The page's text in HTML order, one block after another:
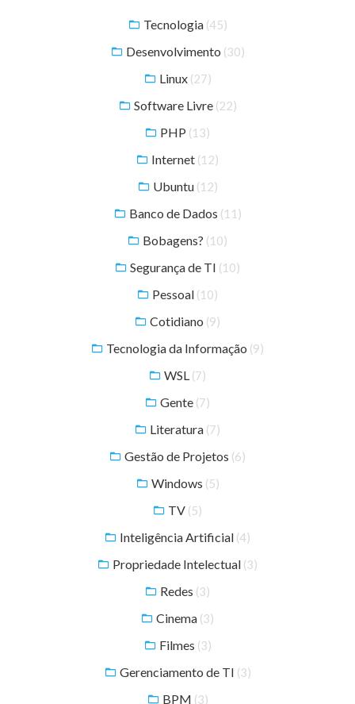
Tecnologia (45)
Desenvolvimento (30)
Linux (27)
Software Livre (22)
PHP (13)
Internet (12)
Ubuntu (12)
Banco de Dados (11)
Bobagens? (10)
Segurança de TI (10)
Pessoal (10)
Cotidiano (9)
Tecnologia da Informação (9)
WSL (7)
Gente (7)
Literatura (7)
Gestão de Projetos (6)
Windows (5)
TV (5)
Inteligência Artificial (4)
Propriedade Intelectual (3)
Redes (3)
Cinema (3)
Filmes (3)
Gerenciamento de TI (3)
BPM (3)